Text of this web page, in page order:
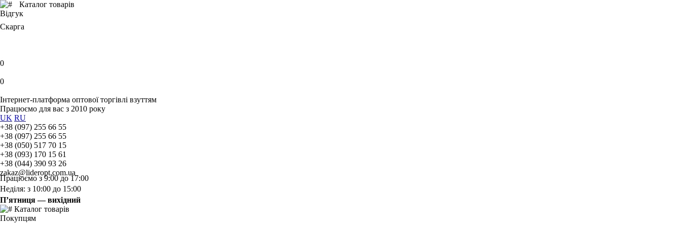
Каталог товарів
Відгук
Скарга
0
0
Інтернет-платформа оптової торгівлі взуттям
Працюємо для вас з 2010 року
UK RU
+38 (097) 255 66 55
+38 (097) 255 66 55
+38 (050) 517 70 15
+38 (093) 170 15 61
+38 (044) 390 93 26
zakaz@lideropt.com.ua
Працюємо з 9:00 до 17:00
Неділя: з 10:00 до 15:00
П’ятниця — вихідний
Каталог товарів
Покупцям